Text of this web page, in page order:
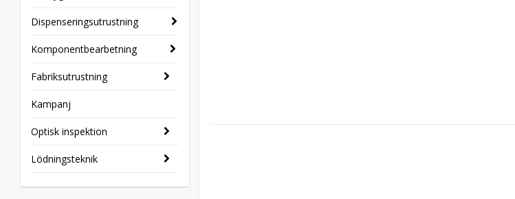
Dispenseringsutrustning
Komponentbearbetning
Fabriksutrustning
Kampanj
Optisk inspektion
Lödningsteknik